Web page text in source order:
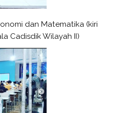
dan Matematika (kiri
Cadisdik Wilayah II)